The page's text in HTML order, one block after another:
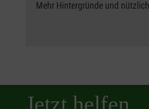
Mehr Hintergründe und